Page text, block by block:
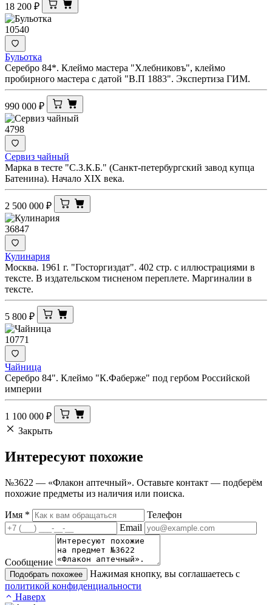
18 200 ₽
10540
Бульотка
Серебро 84*. Клеймо мастера "Хлебниковъ", клеймо
пробирного мастера с датой "В.П 1883". Экспертиза ГИМ.
990 000 ₽
4798
Сервиз чайный
Марка в тесте "С.З.К.Б." (Санкт-петербургский завод купца
Батенина). Начало XIX века.
2 500 000 ₽
36847
Кулинария
Москва. 1961 г. "Госторгиздат". 402 стр. с иллюстрациями в
тексте. В издательском тисненом переплете. Маргиналии в
тексте.
5 800 ₽
10771
Чайница
Серебро 84". Клеймо "К.Фаберже" под гербом Российской
империи
1 100 000 ₽
Закрыть
Интересуют похожие
№3622 — «Флакон аптечный». Оставьте контакт — подберём
похожие предметы из наличия или поиска.
Имя *
Телефон
Email
Сообщение
Подобрать похожее
Нажимая кнопку, вы соглашаетесь с
политикой конфиденциальности
Наверх